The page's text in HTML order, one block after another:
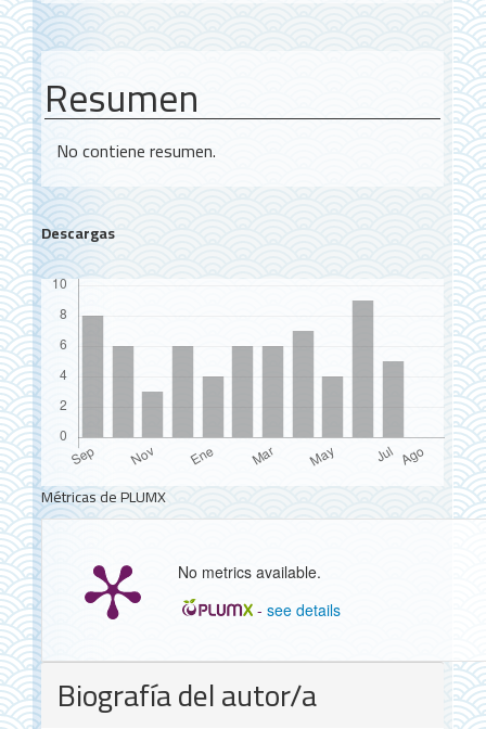
Resumen
No contiene resumen.
Descargas
Métricas de PLUMX
No metrics available.
-see details
Detalles
delBiografía del autor/a